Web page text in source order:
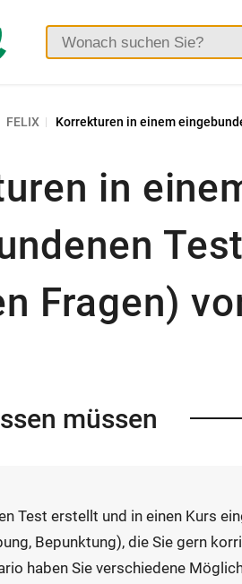
FELIX Korrekturen in einem
in
Fragen)
müssen
Test erstellt und in einen Kurs
Bepunktung), die Sie gern
haben Sie verschiedene